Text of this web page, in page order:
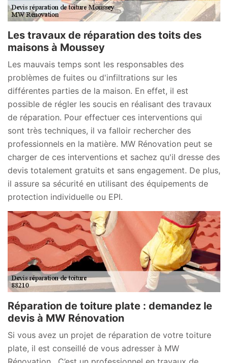
Les travaux de réparation des toits des
maisons à Moussey
Les mauvais temps sont les responsables des
problèmes de fuites ou d'infiltrations sur les
différentes parties de la maison. En effet, il est
possible de régler les soucis en réalisant des travaux
de réparation. Pour effectuer ces interventions qui
sont très techniques, il va falloir rechercher des
professionnels en la matière. MW Rénovation peut se
charger de ces interventions et sachez qu'il dresse des
devis totalement gratuits et sans engagement. De plus,
il assure sa sécurité en utilisant des équipements de
protection individuelle ou EPI.
Réparation de toiture plate : demandez le
devis à MW Rénovation
Si vous avez un projet de réparation de votre toiture
plate, il est conseillé de vous adresser à MW